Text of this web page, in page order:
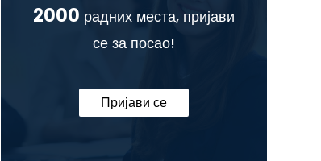
2000 радних места, пријави
се за посао!
Пријави се